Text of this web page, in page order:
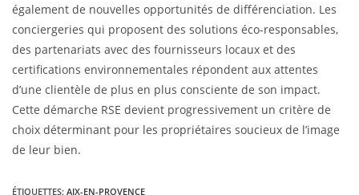
également de nouvelles opportunités de différenciation. Les
conciergeries qui proposent des solutions éco-responsables,
des partenariats avec des fournisseurs locaux et des
certifications environnementales répondent aux attentes
d’une clientèle de plus en plus consciente de son impact.
Cette démarche RSE devient progressivement un critère de
choix déterminant pour les propriétaires soucieux de l’image
de leur bien.
ÉTIQUETTES: AIX-EN-PROVENCE